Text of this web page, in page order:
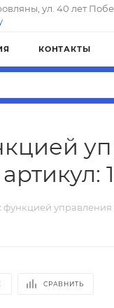
ул. 40 лет
КОНТАКТЫ
функцией
СРАВНИТЬ